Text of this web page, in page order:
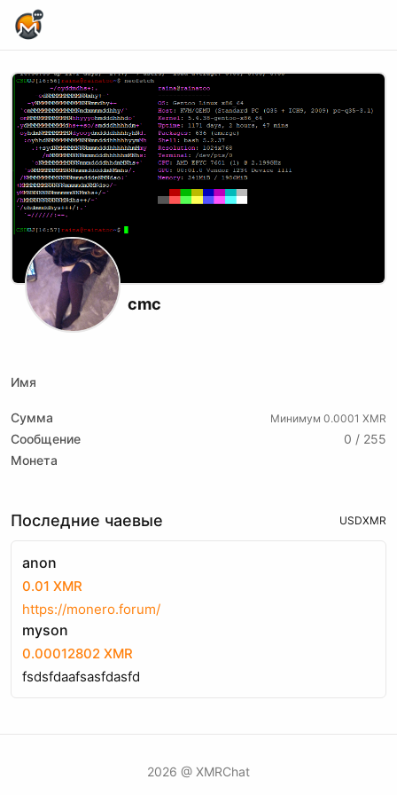
cmc
Имя
Сумма Минимум 0.0001 XMR
Сообщение
0 / 255
Монета
Последние чаевые USDXMR
anon
0.01 XMR
https://monero.forum/
myson
0.00012802 XMR
fsdsfdaafsasfdasfd
2026 @ XMRChat